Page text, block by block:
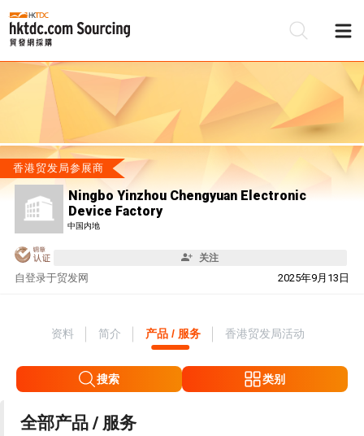
香港贸发局参展商
Ningbo Yinzhou Chengyuan Electronic
Device Factory
中国内地
关注
自 2025年9月13日
登录于贸发网
资料 简介 产品 / 服务 香港贸发局活动
搜索 类别
全部产品 / 服务